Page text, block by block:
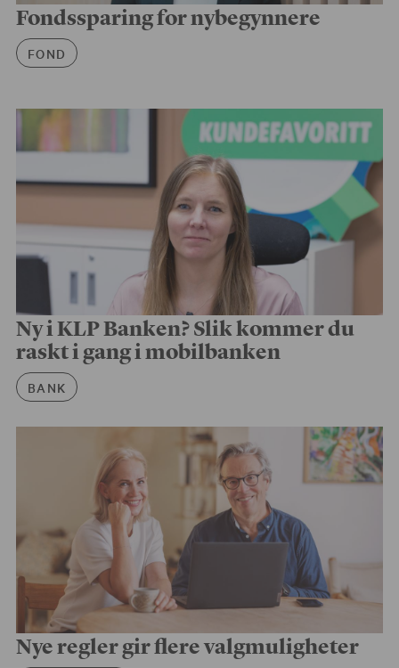
Fondssparing for nybegynnere
FOND Artikkelkategori
Ny i KLP Banken? Slik kommer du
raskt i gang i mobilbanken
BANK Artikkelkategori
Nye regler gir flere valgmuligheter